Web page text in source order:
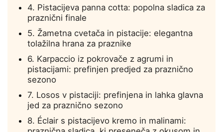
4. Pistacijeva panna cotta: popolna sladica za
praznični finale
5. Žametna cvetača in pistacije: elegantna
tolažilna hrana za praznike
6. Karpaccio iz pokrovače z agrumi in
pistacijami: prefinjen predjed za praznično
sezono
7. Losos v pistaciji: prefinjena in lahka glavna
jed za praznično sezono
8. Éclair s pistacijevo kremo in malinami: